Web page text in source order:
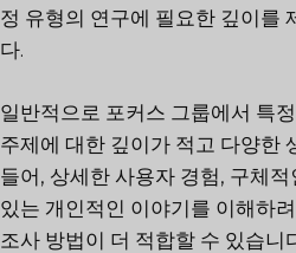
정 유형의 연구에 필요한 깊이를
다.
일반적으로 포커스 그룹에서 특
주제에 대한 깊이가 적고 다양한
들어, 상세한 사용자 경험, 구체
있는 개인적인 이야기를 이해하
조사 방법이 더 적합할 수 있습니